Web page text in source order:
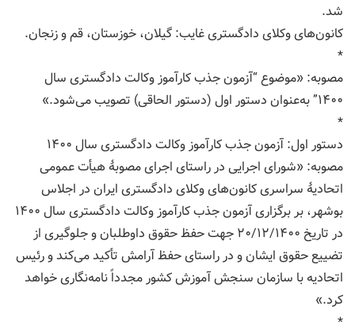
شد.
کانون‌های وکلای دادگستری غایب: گیلان، خوزستان، قم و زنجان.
*
مصوبه: «موضوع “آزمون جذب کارآموز وکالت دادگستری سال
۱۴۰۰” به‌عنوان دستور اول (دستور الحاقی) تصویب می‌شود.»
*
دستور اول: آزمون جذب کارآموز وکالت دادگستری سال ۱۴۰۰
مصوبه: «شورای اجرایی در راستای اجرای مصوبۀ هیأت عمومی
اتحادیۀ سراسری کانون‌های وکلای دادگستری ایران در اجلاس
بوشهر، بر برگزاری آزمون جذب کارآموز وکالت دادگستری سال ۱۴۰۰
در تاریخ ۲۰/۱۲/۱۴۰۰ جهت حفظ حقوق داوطلبان و جلوگیری از
تضییع حقوق ایشان و در راستای حفظ آرامش تأکید می‌کند و رئیس
اتحادیه با سازمان سنجش آموزش کشور مجدداً نامه‌نگاری خواهد
کرد.»
*